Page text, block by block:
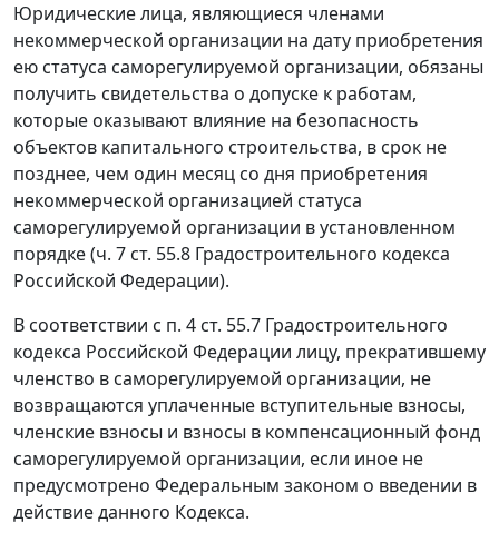
Юридические лица, являющиеся членами
некоммерческой организации на дату приобретения
ею статуса саморегулируемой организации, обязаны
получить свидетельства о допуске к работам,
которые оказывают влияние на безопасность
объектов капитального строительства, в срок не
позднее, чем один месяц со дня приобретения
некоммерческой организацией статуса
саморегулируемой организации в установленном
порядке (ч. 7 ст. 55.8 Градостроительного кодекса
Российской Федерации).
В соответствии с п. 4 ст. 55.7 Градостроительного
кодекса Российской Федерации лицу, прекратившему
членство в саморегулируемой организации, не
возвращаются уплаченные вступительные взносы,
членские взносы и взносы в компенсационный фонд
саморегулируемой организации, если иное не
предусмотрено Федеральным законом о введении в
действие данного Кодекса.